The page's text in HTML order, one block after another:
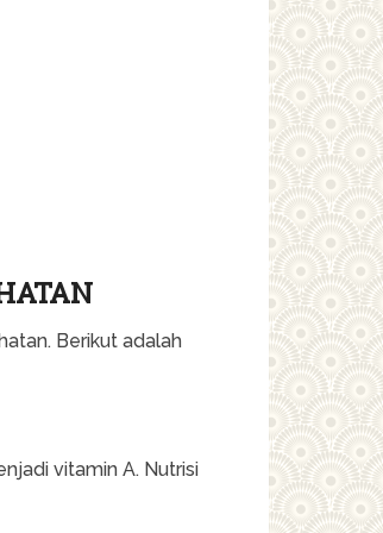
Berikut adalah
vitamin A. Nutrisi